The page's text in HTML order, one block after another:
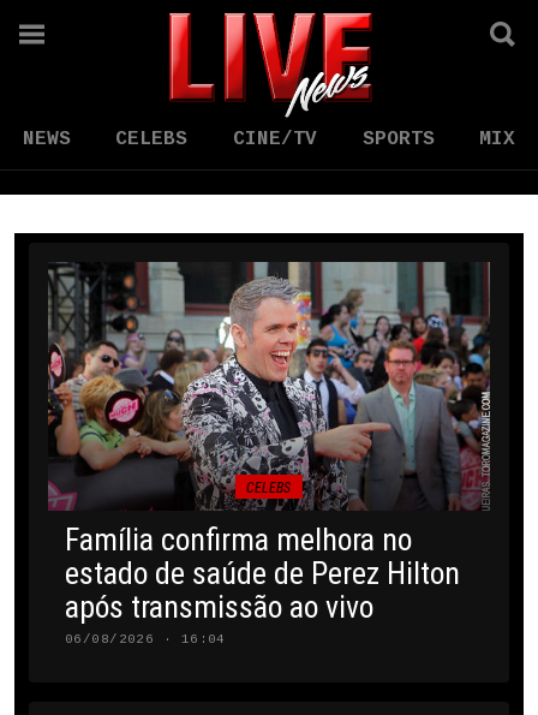
NEWS CELEBS CINE/TV SPORTS MIX
CELEBS
Família confirma melhora no
estado de saúde de Perez Hilton
após transmissão ao vivo
06/08/2026 · 16:04